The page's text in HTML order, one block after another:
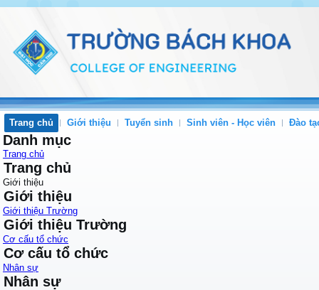
Trang chủ Giới thiệu Tuyển sinh Sinh viên - Học viên Đào
Danh mục
Trang chủ
Trang chủ
Giới thiệu
Giới thiệu
Giới thiệu Trường
Giới thiệu Trường
Cơ cấu tổ chức
Cơ cấu tổ chức
Nhân sự
Nhân sự